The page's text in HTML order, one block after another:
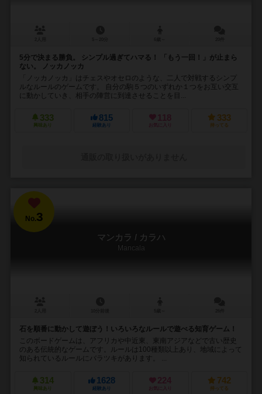
5分で決まる勝負。 シンプル過ぎてハマる！ 「もう一回！」が止まら
ない。 ノッカノッカ
「ノッカノッカ」はチェスやオセロのような、二人で対戦するシンプ
ルなルールのゲームです。 自分の駒５つのいずれか１つをお互い交互
に動かしていき、相手の陣営に到達させることを目...
333
興味あり
815
経験あり
118
お気に入り
333
持ってる
No.3
マンカラ / カラハ
Mancala
石を順番に動かして遊ぼう！いろいろなルールで遊べる知育ゲーム！
このボードゲームは、アフリカや中近東、東南アジアなどで古い歴史
のある伝統的なゲームです。ルールは100種類以上あり、地域によって
知られているルールにバラツキがあります。 ...
314
興味あり
1628
経験あり
224
お気に入り
742
持ってる